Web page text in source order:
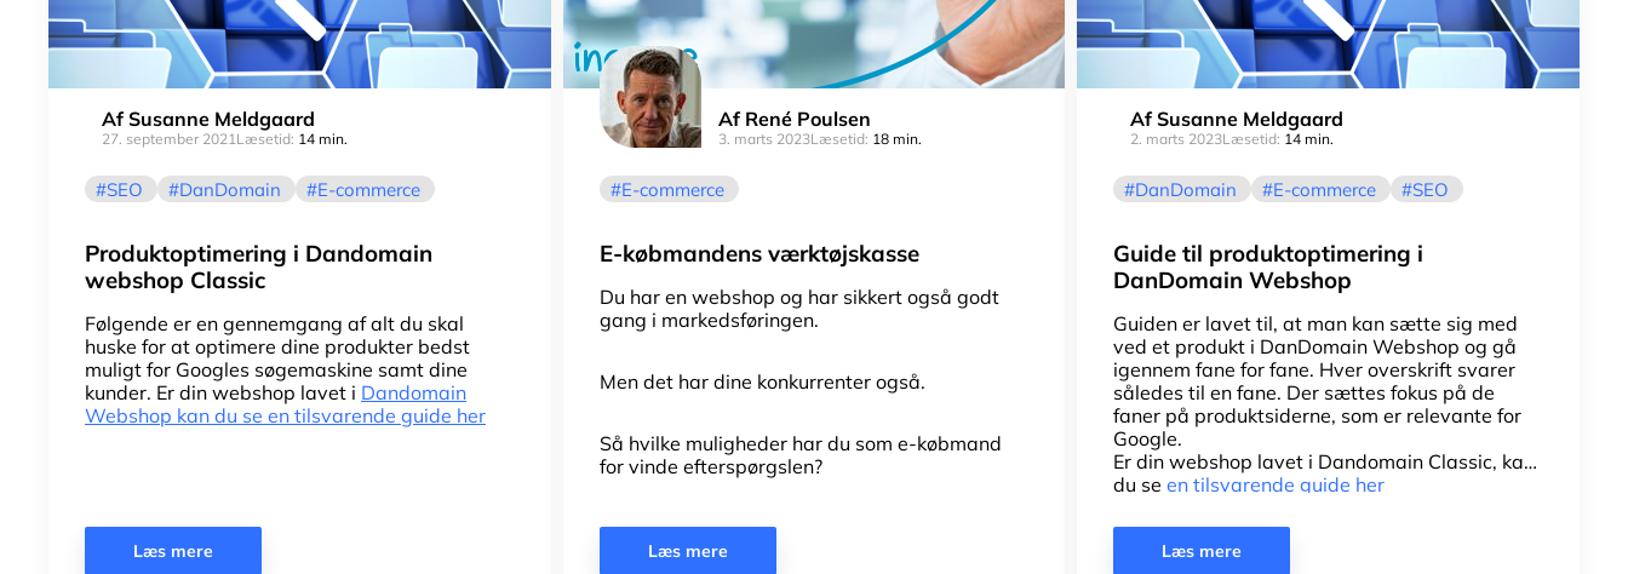
AfSusanne Meldgaard
27. september 2021Læsetid: 14 min.
SEO DanDomain E-commerce
Produktoptimering i Dandomain
webshop Classic
Følgende er en gennemgang af alt du skal
huske for at optimere dine produkter bedst
muligt for Googles søgemaskine samt dine
kunder. Er din webshop lavet i Dandomain
Webshop kan du se en tilsvarende guide her
Læs mere
Af René Poulsen
3. marts 2023Læsetid: 18 min.
E-commerce
E-købmandens værktøjskasse
Du har en webshop og har sikkert også godt
gang i markedsføringen.
Men det har dine konkurrenter også.
Så hvilke muligheder har du som e-købmand
for vinde efterspørgslen?
Læs mere
AfSusanne Meldgaard
2. marts 2023Læsetid: 14 min.
DanDomain E-commerce SEO
Guide til produktoptimering i
DanDomain Webshop
Guiden er lavet til, at man kan sætte sig med
ved et produkt i DanDomain Webshop og gå
igennem fane for fane. Hver overskrift svarer
således til en fane. Der sættes fokus på de
faner på produktsiderne, som er relevante for
Google.
Er din webshop lavet i Dandomain Classic, kan
du seen tilsvarende guide her
Læs mere